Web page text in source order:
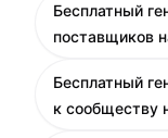
Бесплатный
поставщиков
Бесплатный
к сообществу